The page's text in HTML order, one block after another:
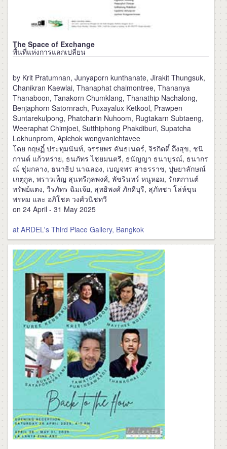
The Space of Exchange
พื้นที่แห่งการแลกเปลี่ยน
by Krit Pratumnan, Junyaporn kunthanate, Jirakit Thungsuk,
Chanikran Kaewlai, Thanaphat chaimontree, Thananya
Thanaboon, Tanakorn Chumklang, Thanathip Nachalong,
Benjaphorn Satornrach, Puxayalux Ketkool, Prawpen
Suntarekulpong, Phatcharin Nuhoom, Rugtakarn Subtaeng,
Weeraphat Chimjoei, Sutthiphong Phakdiburi, Supatcha
Lokhunprom, Apichok wongvanichtavee
โดย กฤษฏิ์ ประทุมนันท์, จรรยพร คันธเนตร์, จิรกิตติ์ ถึงสุข, ชนิ
กานต์ แก้วหร่าย, ธนภัทร ไชยมนตรี, ธนัญญา ธนาบูรณ์, ธนากร
ณ์ ชุ่มกลาง, ธนาธิป นาฉลอง, เบญจพร สาธรราช, ปุษยาลักษณ์
เกตุกูล, พราวเพ็ญ สุนทรีกุลพงศ์, พัชรินทร์ หนูหอม, รักตกานต์
ทรัพย์แตง, วีรภัทร ฉิมเจ้ย, สุทธิพงศ์ ภักดีบุรี, สุภัทชา โล่ห์ขุน
พรหม และ อภิโชค วงศ์วนิชทวี
on 24 April - 31 May 2025
at ARDEL's Third Place Gallery, Bangkok